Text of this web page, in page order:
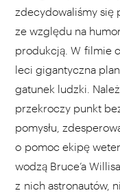
zdecydowaliśmy się
ze względu na
produkcją. W filmie
leci gigantyczna
gatunek ludzki.
przekroczy punkt
pomysłu,
o pomoc ekipę
wodzą Bruce’a
z nich astronautów,